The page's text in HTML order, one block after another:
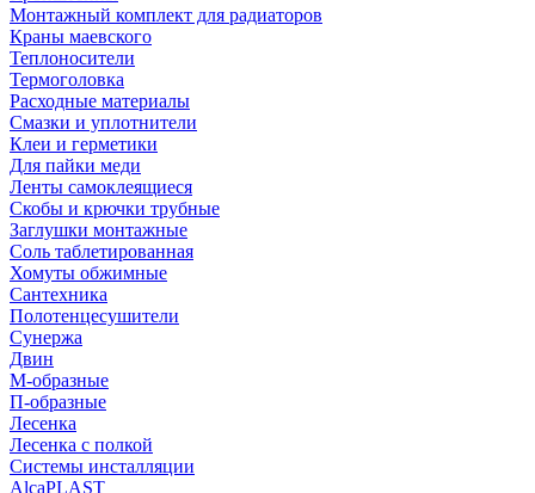
Монтажный комплект для радиаторов
Краны маевского
Теплоносители
Термоголовка
Расходные материалы
Смазки и уплотнители
Клеи и герметики
Для пайки меди
Ленты самоклеящиеся
Скобы и крючки трубные
Заглушки монтажные
Соль таблетированная
Хомуты обжимные
Сантехника
Полотенцесушители
Сунержа
Двин
М-образные
П-образные
Лесенка
Лесенка с полкой
Системы инсталляции
AlcaPLAST